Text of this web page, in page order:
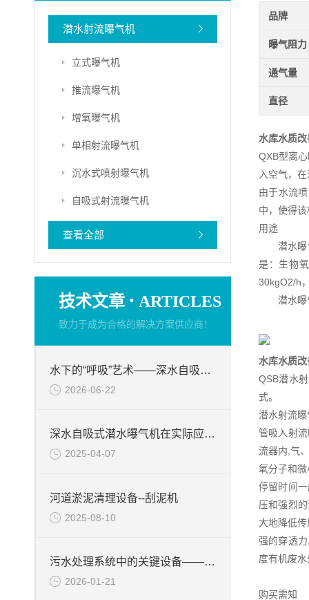
潜水射流曝气机
立式曝气机
推流曝气机
增氧曝气机
单相射流曝气机
沉水式喷射曝气机
自吸式射流曝气机
查看全部
技术文章 · ARTICLES
致力于成为合格的解决方案供应商！
水下的“呼吸”艺术——深水自吸式潜水曝气机的技术原理与核心优势
2026-06-22
深水自吸式潜水曝气机在实际应用场景中的性能优势
2025-04-07
河道淤泥清理设备--刮泥机
2025-08-10
污水处理系统中的关键设备——硝化液回流泵
2026-01-21
品牌
曝气阻力
通气量
直径
水库水质
QXB型离
入空气，
由于水流
中，使得
用途
潜水曝气
是：生物
30kgO2/h
潜水曝气
水库水质
QSB潜水
式。
潜水射流
管吸入射
流器内,气
氧分子和
停留时间
压和强烈
大地降低
强的穿透
度有机废
购买需知